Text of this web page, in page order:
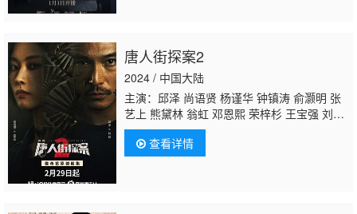
唐人街探案2
2024 / 中国大陆
主演：邱泽 尚语贤 杨谨华 钟镇涛 俞灏明 张
艺上 熊黛林 翁虹 邓恩熙 荣梓杉 王宝强 刘昊
然 肖央张钧甯托尼·贾 杜德伟 吕颂贤 连凯
查看详情